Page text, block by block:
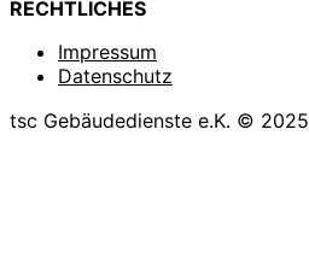
RECHTLICHES
Impressum
Datenschutz
tsc Gebäudedienste e.K. © 2025